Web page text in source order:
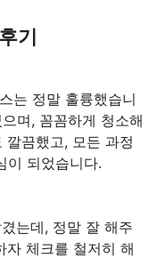
기
는 정말 훌륭했습니
며, 꼼꼼하게 청소해
깔끔했고, 모든 과정
이 되었습니다.
는데, 정말 잘 해주
자 체크를 철저히 해